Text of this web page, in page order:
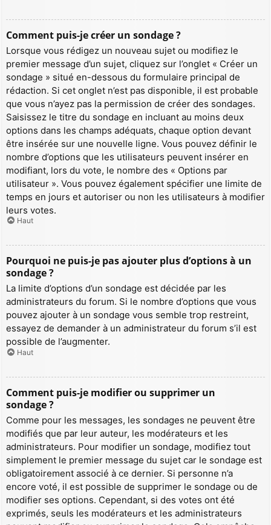
Comment puis-je créer un sondage ?
Lorsque vous rédigez un nouveau sujet ou modifiez le
premier message d’un sujet, cliquez sur l’onglet « Créer un
sondage » situé en-dessous du formulaire principal de
rédaction. Si cet onglet n’est pas disponible, il est probable
que vous n’ayez pas la permission de créer des sondages.
Saisissez le titre du sondage en incluant au moins deux
options dans les champs adéquats, chaque option devant
être insérée sur une nouvelle ligne. Vous pouvez définir le
nombre d’options que les utilisateurs peuvent insérer en
modifiant, lors du vote, le nombre des « Options par
utilisateur ». Vous pouvez également spécifier une limite de
temps en jours et autoriser ou non les utilisateurs à modifier
leurs votes.
Haut
Pourquoi ne puis-je pas ajouter plus d’options à un
sondage ?
La limite d’options d’un sondage est décidée par les
administrateurs du forum. Si le nombre d’options que vous
pouvez ajouter à un sondage vous semble trop restreint,
essayez de demander à un administrateur du forum s’il est
possible de l’augmenter.
Haut
Comment puis-je modifier ou supprimer un
sondage ?
Comme pour les messages, les sondages ne peuvent être
modifiés que par leur auteur, les modérateurs et les
administrateurs. Pour modifier un sondage, modifiez tout
simplement le premier message du sujet car le sondage est
obligatoirement associé à ce dernier. Si personne n’a
encore voté, il est possible de supprimer le sondage ou de
modifier ses options. Cependant, si des votes ont été
exprimés, seuls les modérateurs et les administrateurs